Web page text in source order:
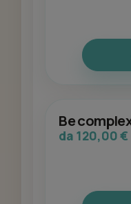
Be
da 120,00 €